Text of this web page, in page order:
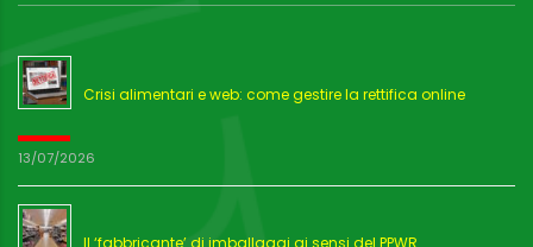
Crisi alimentari e web: come gestire la rettifica online
13/07/2026
Il ‘fabbricante’ di imballaggi ai sensi del PPWR